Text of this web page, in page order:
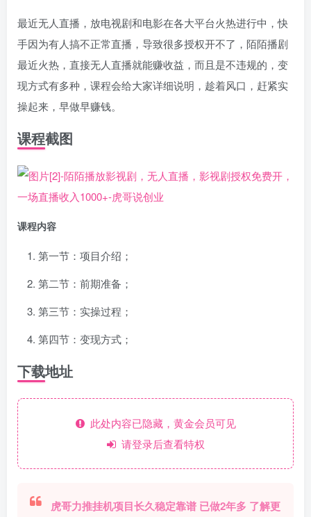
最近无人直播，放电视剧和电影在各大平台火热进行中，快
手因为有人搞不正常直播，导致很多授权开不了，陌陌播剧
最近火热，直接无人直播就能赚收益，而且是不违规的，变
现方式有多种，课程会给大家详细说明，趁着风口，赶紧实
操起来，早做早赚钱。
课程截图
课程内容
第一节：项目介绍；
第二节：前期准备；
第三节：实操过程；
第四节：变现方式；
下载地址
此处内容已隐藏，黄金会员可见
请登录后查看特权
虎哥力推挂机项目长久稳定靠谱 已做2年多 了解更